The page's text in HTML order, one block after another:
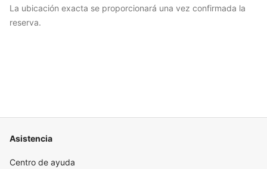
La ubicación exacta se proporcionará una vez confirmada la
reserva.
Asistencia
Centro de ayuda